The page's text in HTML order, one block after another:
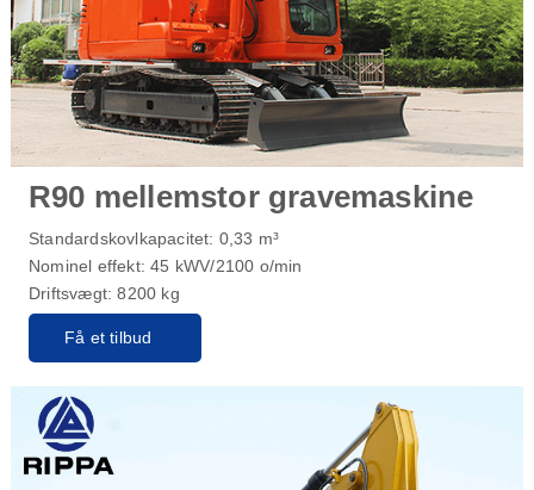
R90 mellemstor gravemaskine
Standardskovlkapacitet: 0,33 m³
Nominel effekt: 45 kWV/2100 o/min
Driftsvægt: 8200 kg
Få et tilbud